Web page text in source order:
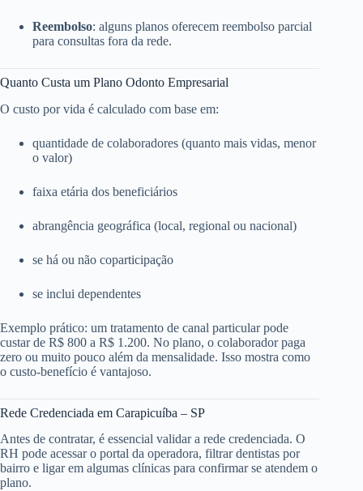
Reembolso: alguns planos oferecem reembolso parcial
para consultas fora da rede.
Quanto Custa um Plano Odonto Empresarial
O custo por vida é calculado com base em:
quantidade de colaboradores (quanto mais vidas, menor
o valor)
faixa etária dos beneficiários
abrangência geográfica (local, regional ou nacional)
se há ou não coparticipação
se inclui dependentes
Exemplo prático: um tratamento de canal particular pode
custar de R$ 800 a R$ 1.200. No plano, o colaborador paga
zero ou muito pouco além da mensalidade. Isso mostra como
o custo-benefício é vantajoso.
Rede Credenciada em Carapicuíba – SP
Antes de contratar, é essencial validar a rede credenciada. O
RH pode acessar o portal da operadora, filtrar dentistas por
bairro e ligar em algumas clínicas para confirmar se atendem o
plano.